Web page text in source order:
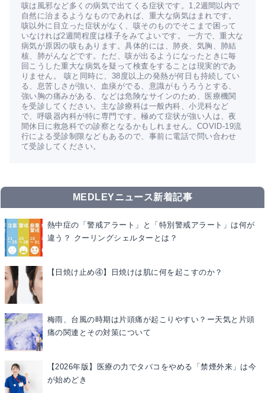
咳は風邪など多くの病気で出てくる症状です。1,2週間以内で
自然に治まるようなものであれば、重大な病気はまれです。
咳以外に目立った症状がなく、咳そのものでそこまで困って
いなければ2週間程度は様子をみてよいです。 一方で、重大な
病気が原因の咳もあります。具体的には、肺炎、気胸、肺結
核、肺がんなどです。ただ、咳が出るようになったときに毎
回こうした重大な病気を疑って検査をすることは現実的であ
りません。 咳と同時に、38度以上の発熱が何日も持続してい
る、息苦しさが強い、血痰がでる、意識がもうろうとする、
強い胸の痛みがある、などは危険なサインのため、医療機関
を受診してください。主な診療科は一般内科、小児科など
で、呼吸器内科が特に専門です。極めて症状が強い人は、夜
間休日に救急科での診察となるかもしれません。COVID-19流
行による受診制限などもあるので、事前に電話で問い合わせ
て受診してください。
MEDLEYニュース新着記事
熱中症の「警戒アラート」と「特別警戒アラート」は何が
違う？ クーリングシェルターとは？
【日焼け止め④】日焼けは肌に何を起こすのか？
梅雨、台風の時期は片頭痛が起こりやすい？ー天気と片頭
痛の関連とその対策について
【2026年版】医療の力でタバコをやめる「禁煙外来」は今
が始めどき